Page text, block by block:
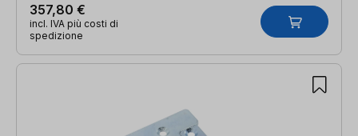
357,80 €
incl. IVA più costi di
spedizione